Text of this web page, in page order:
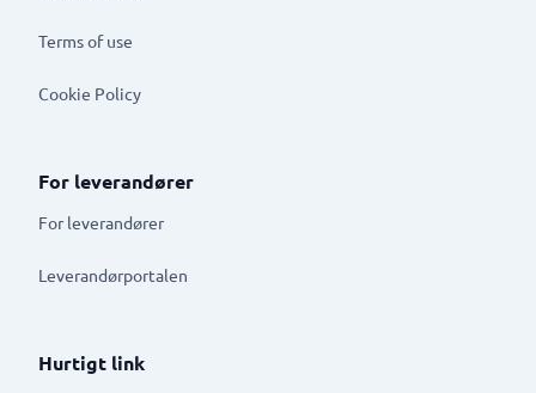
Terms of use
Cookie Policy
For leverandører
For leverandører
Leverandørportalen
Hurtigt link